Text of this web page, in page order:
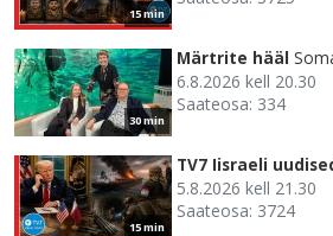
15 min
30 min
Märtrite hääl
6.8.2026 kell 20.30
Saateosa: 334
15 min
TV7 Iisraeli
5.8.2026 kell 21.30
Saateosa: 3724